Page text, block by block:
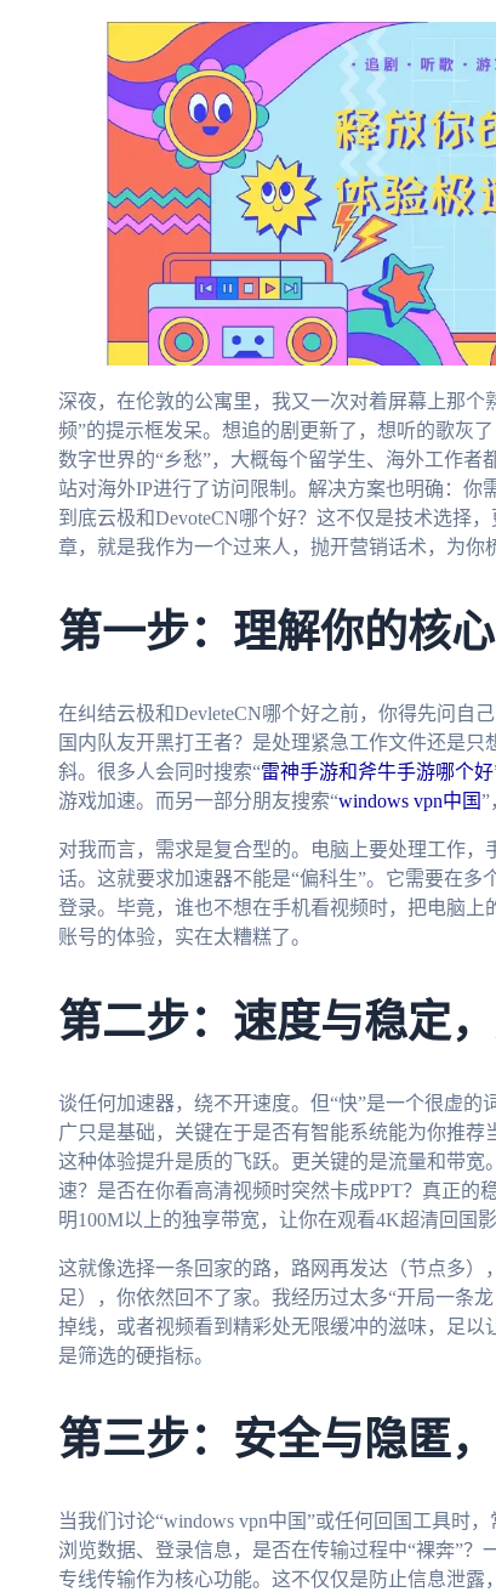
深夜，在伦敦的公寓里，我又一次对着屏幕上那
频”的提示框发呆。想追的剧更新了，想听的歌灰
数字世界的“乡愁”，大概每个留学生、海外工作者
站对海外IP进行了访问限制。解决方案也明确：你
到底云极和DevoteCN哪个好？这不仅是技术选择
章，就是我作为一个过来人，抛开营销话术，为你
第一步：理解你的核
在纠结云极和DevleteCN哪个好之前，你得先问自
国内队友开黑打王者？是处理紧急工作文件还是
斜。很多人会同时搜索“雷神手游和斧牛手游哪个好
游戏加速。而另一部分朋友搜索“windows vpn中国”
对我而言，需求是复合型的。电脑上要处理工作
话。这就要求加速器不能是“偏科生”。它需要在
登录。毕竟，谁也不想在手机看视频时，把电脑
账号的体验，实在太糟糕了。
第二步：速度与稳定
谈任何加速器，绕不开速度。但“快”是一个很虚的
广只是基础，关键在于是否有智能系统能为你推荐
这种体验提升是质的飞跃。更关键的是流量和带宽
速？是否在你看高清视频时突然卡成PPT？真正的
明100M以上的独享带宽，让你在观看4K超清回国
这就像选择一条回家的路，路网再发达（节点多
足），你依然回不了家。我经历过太多“开局一条
掉线，或者视频看到精彩处无限缓冲的滋味，足以
是筛选的硬指标。
第三步：安全与隐匿
当我们讨论“windows vpn中国”或任何回国工具时
浏览数据、登录信息，是否在传输过程中“裸奔”
专线传输作为核心功能。这不仅仅是防止信息泄